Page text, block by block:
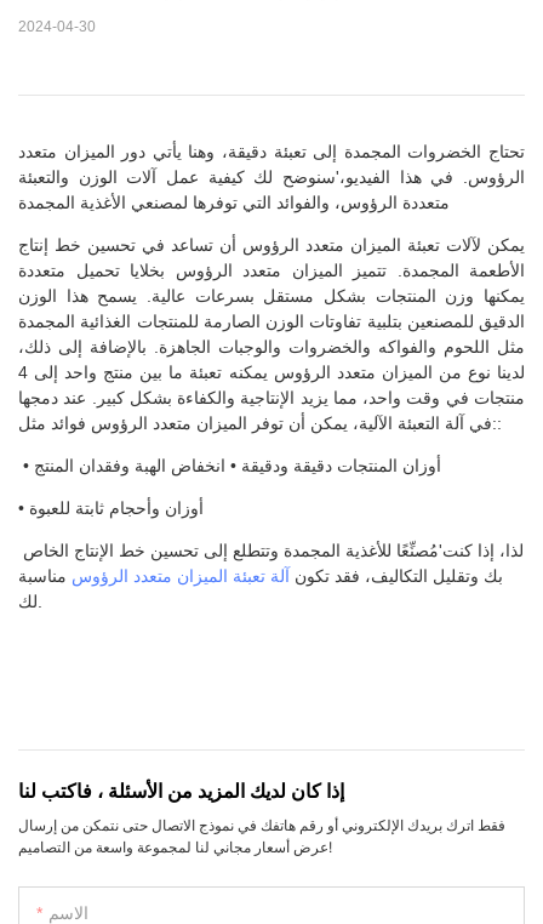
2024-04-30
تحتاج الخضروات المجمدة إلى تعبئة دقيقة، وهنا يأتي دور الميزان متعدد
الرؤوس. في هذا الفيديو،'سنوضح لك كيفية عمل آلات الوزن والتعبئة
يمكن لآلات تعبئة الميزان متعدد الرؤوس أن تساعد في تحسين خط إنتاج
الأطعمة المجمدة. تتميز الميزان متعدد الرؤوس بخلايا تحميل متعددة
يمكنها وزن المنتجات بشكل مستقل بسرعات عالية. يسمح هذا الوزن
الدقيق للمصنعين بتلبية تفاوتات الوزن الصارمة للمنتجات الغذائية المجمدة
مثل اللحوم والفواكه والخضروات والوجبات الجاهزة. بالإضافة إلى ذلك،
لدينا نوع من الميزان متعدد الرؤوس يمكنه تعبئة ما بين منتج واحد إلى 4
منتجات في وقت واحد، مما يزيد الإنتاجية والكفاءة بشكل كبير. عند دمجها
في آلة التعبئة الآلية، يمكن أن توفر الميزان متعدد الرؤوس فوائد مثل::
بك وتقليل التكاليف، فقد تكون آلة تعبئة الميزان متعدد الرؤوس مناسبة
إذا كان لديك المزيد من الأسئلة ، فاكتب لنا
فقط اترك بريدك الإلكتروني أو رقم هاتفك في نموذج الاتصال حتى نتمكن من إرسال
عرض أسعار مجاني لنا لمجموعة واسعة من التصاميم!
الاسم